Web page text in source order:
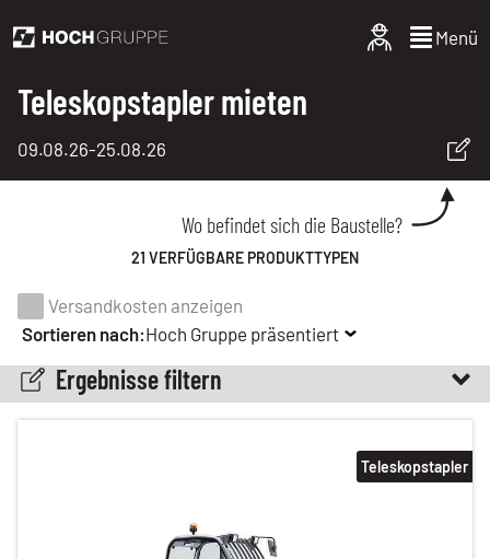
Menü
Teleskopstapler mieten
09.08.26-25.08.26
Wo befindet sich die Baustelle?
21 VERFÜGBARE PRODUKTTYPEN
Ergebnisse filtern
Versandkosten anzeigen
Sortieren nach:Hoch Gruppe präsentiert
Teleskopstapler